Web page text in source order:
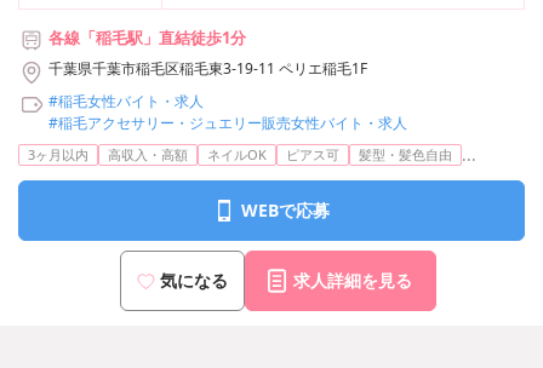
各線「稲毛駅」直結徒歩1分
千葉県千葉市稲毛区稲毛東3-19-11 ペリエ稲毛1F
#稲毛女性バイト・求人
#稲毛アクセサリー・ジュエリー販売女性バイト・求人
3ヶ月以内 高収入・高額 ネイルOK ピアス可 髪型・髪色自由 ...
WEBで応募
気になる 求人詳細を見る